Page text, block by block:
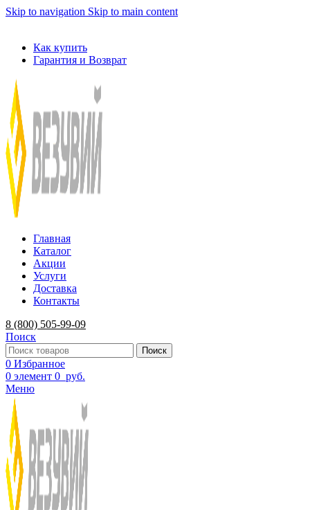
Skip to navigation Skip to main content
Как купить
Гарантия и Возврат
Главная
Каталог
Акции
Услуги
Доставка
Контакты
8 (800) 505-99-09
Поиск
Поиск
0 Избранное
0 элемент 0 руб.
Меню